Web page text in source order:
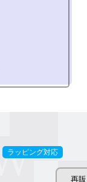
ラッピング対応